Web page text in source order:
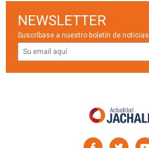
NEWSLETTER
Suscríbase a nuestro boletín de noticias